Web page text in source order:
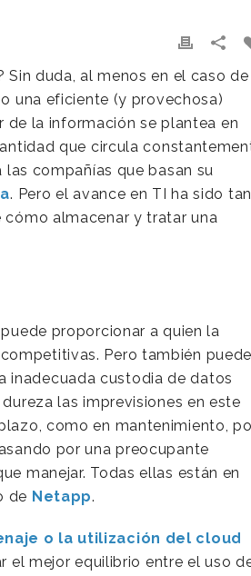
duda, al menos en el caso de
una eficiente (y provechosa)
la información se plantea en
que circula
compañías que basan su
. Pero el avance en TI ha sido tan
almacenar y tratar una
proporcionar a quien la
Pero también
inadecuada custodia de datos
las imprevisiones en este
como en mantenimiento,
por una preocupante
manejar. Todas ellas están en
de Netapp.
o la utilización del cloud
el mejor equilibrio entre el uso